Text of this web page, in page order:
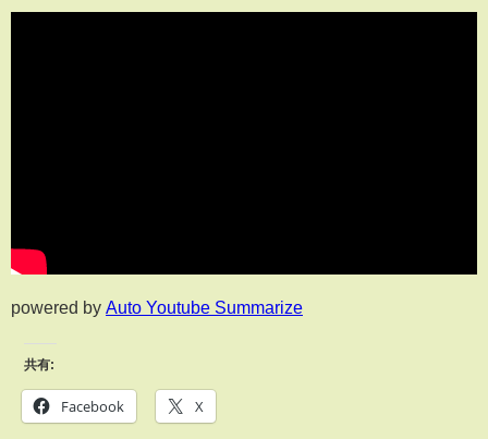
powered by Auto Youtube Summarize
共有:
Facebook X